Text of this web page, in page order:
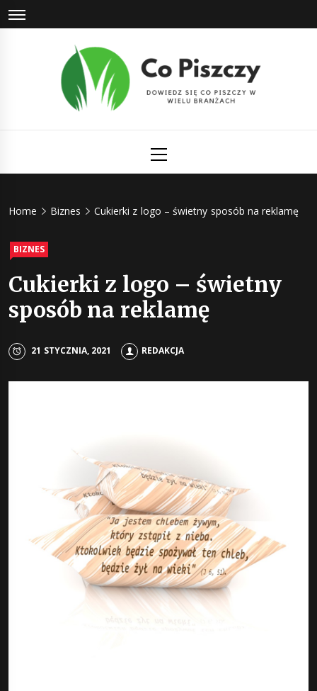
Skip
to
Menu
Home Biznes Cukierki z logo – świetny sposób na reklamę
BIZNES
Cukierki z logo – świetny
sposób na reklamę
21 STYCZNIA, 2021 REDAKCJA